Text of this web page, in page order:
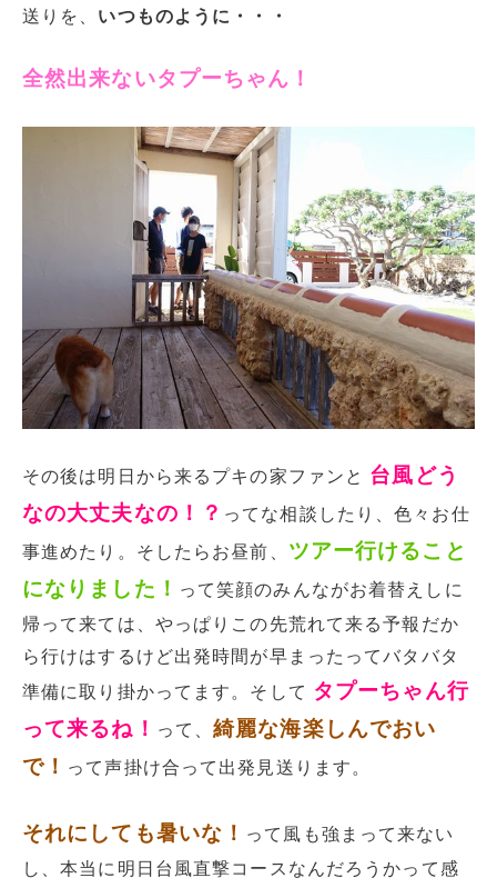
送りを、 いつものように・・・
全然出来ないタプーちゃん！
その後は明日から来るプキの家ファンと 台風どう
なの大丈夫なの！？ ってな相談したり、色々お仕
事進めたり。そしたらお昼前、 ツアー行けること
になりました！ って笑顔のみんながお着替えしに
帰って来ては、やっぱりこの先荒れて来る予報だか
ら行けはするけど出発時間が早まったってバタバタ
準備に取り掛かってます。そして タプーちゃん行
って来るね！ って、綺麗な海楽しんでおい
で！ って声掛け合って出発見送ります。
それにしても暑いな！ って風も強まって来ない
し、本当に明日台風直撃コースなんだろうかって感